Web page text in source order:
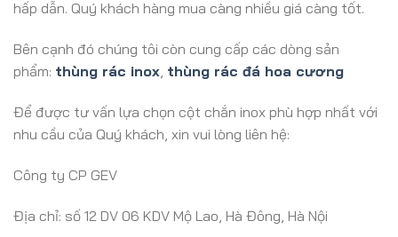
hấp dẫn. Quý khách hàng mua càng nhiều giá càng tốt.
Bên cạnh đó chúng tôi còn cung cấp các dòng sản
phẩm: thùng rác inox, thùng rác đá hoa cương
Để được tư vấn lựa chọn cột chắn inox phù hợp nhất với
nhu cầu của Quý khách, xin vui lòng liên hệ:
Công ty CP GEV
Địa chỉ: số 12 DV 06 KDV Mộ Lao, Hà Đông, Hà Nội